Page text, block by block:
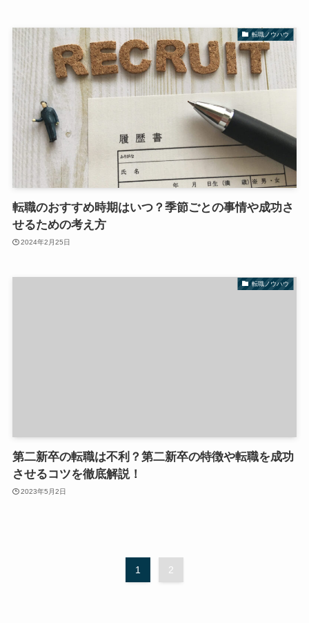
転職ノウハウ
転職のおすすめ時期はいつ？季節ごとの事情や成功さ
せるための考え方
2024年2月25日
転職ノウハウ
第二新卒の転職は不利？第二新卒の特徴や転職を成功
させるコツを徹底解説！
2023年5月2日
1 2